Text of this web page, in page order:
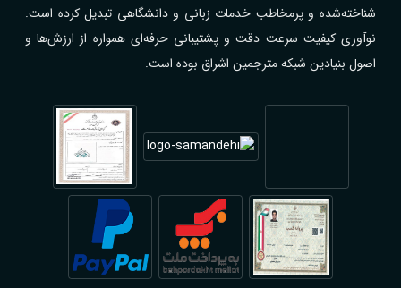
شناخته‌شده و پرمخاطب خدمات زبانی و دانشگاهی تبدیل کرده است.
نوآوری کیفیت سرعت دقت و پشتیبانی حرفه‌ای همواره از ارزش‌ها و
اصول بنیادین شبکه مترجمین اشراق بوده است.